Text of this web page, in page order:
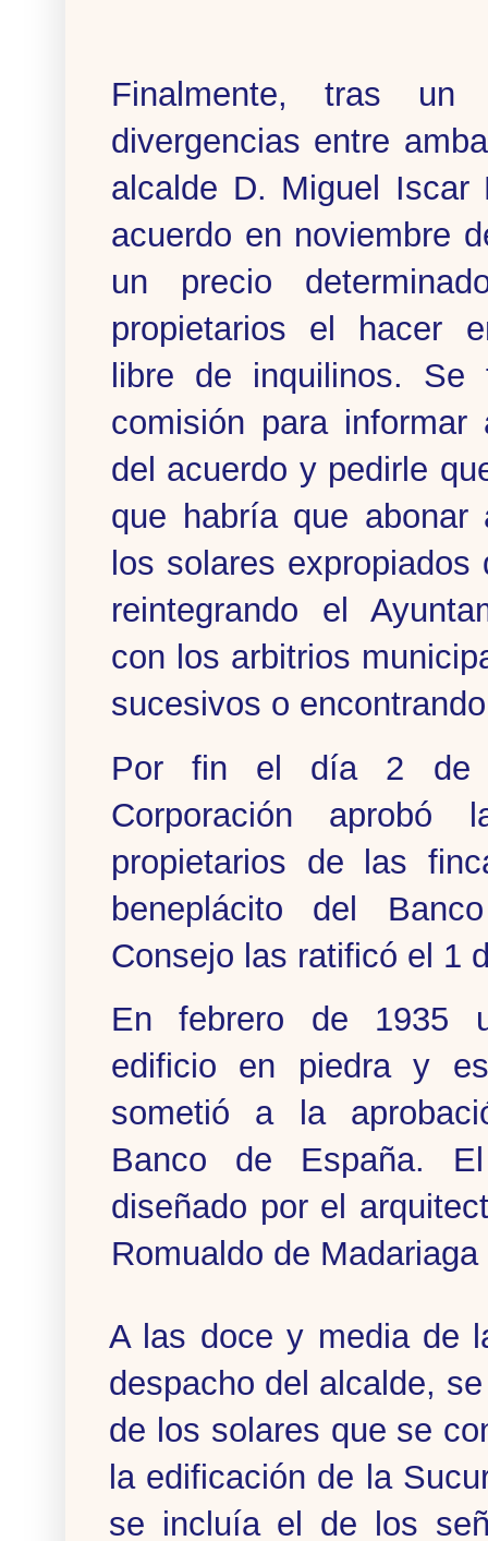
Finalmente, tras un
divergencias entre
alcalde D. Miguel Iscar
acuerdo en noviembre
un precio
propietarios el hacer
libre de inquilinos. Se
comisión para
del acuerdo y pedirle
que habría que abonar
los solares
reintegrando el
con los arbitrios
sucesivos o
Por fin el día 2 de
Corporación
propietarios de las
beneplácito del
Consejo las ratificó el 1
En febrero de 1935
edificio en piedra y
sometió a la
Banco de España.
diseñado por el
Romualdo de
A las doce y media de
despacho del alcalde,
de los solares que se
la edificación de la
se incluía el de los